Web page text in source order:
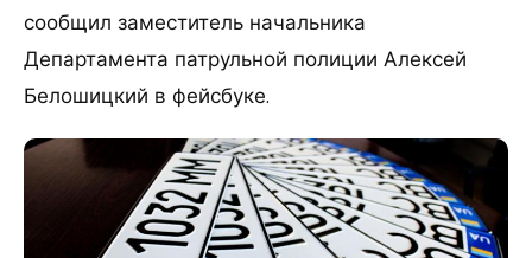
сообщил заместитель начальника
Департамента патрульной полиции Алексей
Белошицкий в фейсбуке.